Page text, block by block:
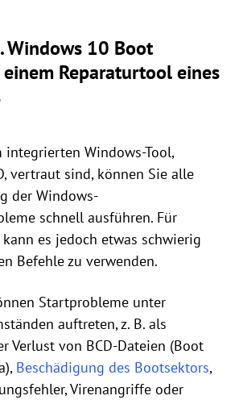
Windows 10 Boot
Reparaturtool eines
integrierten Windows-Tool,
vertraut sind, können Sie alle
der Windows-
schnell ausführen. Für
es jedoch etwas schwierig
Befehle zu verwenden.
Startprobleme unter
auftreten, z. B. als
Verlust von BCD-Dateien (Boot
Beschädigung des Bootsektors,
Virenangriffe oder